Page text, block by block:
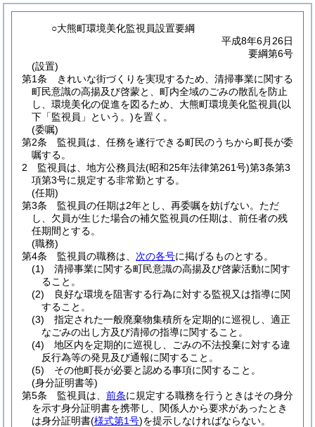
○大熊町環境美化監視員設置要綱
平成8年6月26日
要綱第6号
(設置)
第1条
きれいな街づくりを実現するため、清掃事業に関する
町民意識の高揚及び啓蒙と、町内全域のごみの散乱を防止
し、環境美化の促進を図るため、大熊町環境美化監視員(以
下「監視員」という。)を置く。
(委嘱)
第2条
監視員は、任務を遂行できる町民のうちから町長が委
嘱する。
2
監視員は、地方公務員法(昭和25年法律第261号)第3条第3
項第3号に規定する非常勤とする。
(任期)
第3条
監視員の任期は2年とし、再委嘱を妨げない。 ただ
し、欠員が生じた場合の補欠監視員の任期は、前任者の残
任期間とする。
(職務)
第4条
監視員の職務は、 次の各号に掲げるものとする。
(1)
清掃事業に関する町民意識の高揚及び啓蒙活動に関す
ること。
(2)
良好な環境を阻害する行為に対する監視又は指導に関
すること。
(3)
指定された一般廃棄物集積所を定期的に巡視し、適正
なごみの出し方及び清掃の指導に関すること。
(4)
地区内を定期的に巡視し、ごみの不法投棄に対する違
反行為等の発見及び通報に関すること。
(5)
その他町長が必要と認める事項に関すること。
(身分証明書等)
第5条
監視員は、 前条に規定する職務を行うときはその身分
を示す身分証明書を携帯し、関係人から要求があったとき
は身分証明書(様式第1号)を提示しなければならない。